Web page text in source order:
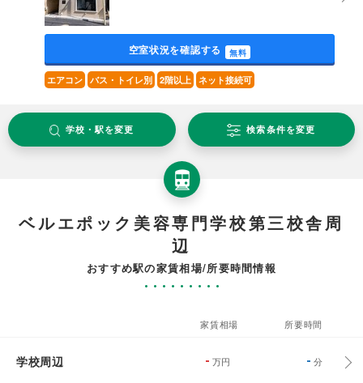
空室状況を確認する 無料
エアコン バス・トイレ別 2階以上 ネット接続可
学校・駅を変更 検索条件を変更
ベルエポック美容専門学校第三校舎周
辺
おすすめ駅の家賃相場/所要時間情報
家賃相場 所要時間
学校周辺 - 万円 - 分